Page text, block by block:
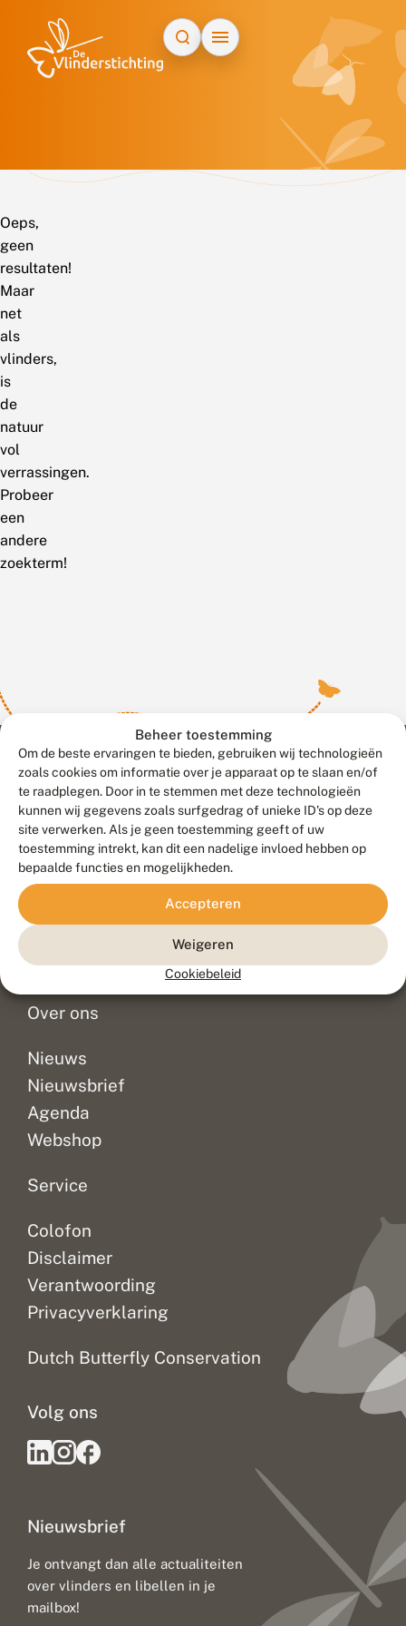
Beheer toestemming
Om de beste ervaringen te bieden, gebruiken wij technologieën
zoals cookies om informatie over je apparaat op te slaan en/of
te raadplegen. Door in te stemmen met deze technologieën
kunnen wij gegevens zoals surfgedrag of unieke ID's op deze
site verwerken. Als je geen toestemming geeft of uw
toestemming intrekt, kan dit een nadelige invloed hebben op
bepaalde functies en mogelijkheden.
Accepteren
Weigeren
Cookiebeleid
Oeps,
geen
resultaten!
Maar
net
als
vlinders,
is
de
natuur
vol
verrassingen.
Probeer
een
andere
zoekterm!
Contact
Veelgestelde vragen
Doneer
Over ons
Nieuws
Nieuwsbrief
Agenda
Webshop
Service
Colofon
Disclaimer
Verantwoording
Privacyverklaring
Dutch Butterfly Conservation
Nieuwsbrief
Je ontvangt dan alle actualiteiten
over vlinders en libellen in je
mailbox!
Volg ons
Meld waarnemingen© 2026 Vlinderstichting
Duurzaam ontwikkeld door
Go2People
, ontworpen door
Blue Field Agency
Privacy
Disclaimer
Sitemap